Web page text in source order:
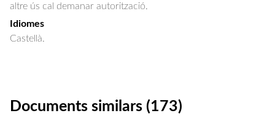
altre ús cal demanar autorització.
Idiomes
Castellà.
Documents similars (173)